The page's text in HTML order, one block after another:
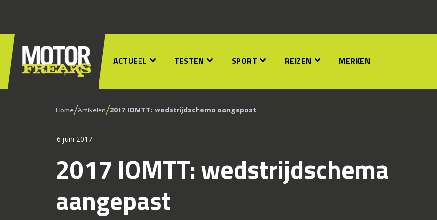
ACTUEEL TESTEN SPORT REIZEN MERKEN
Home/Artikelen/2017 IOMTT: wedstrijdschema aangepast
6 juni 2017
2017 IOMTT: wedstrijdschema
aangepast